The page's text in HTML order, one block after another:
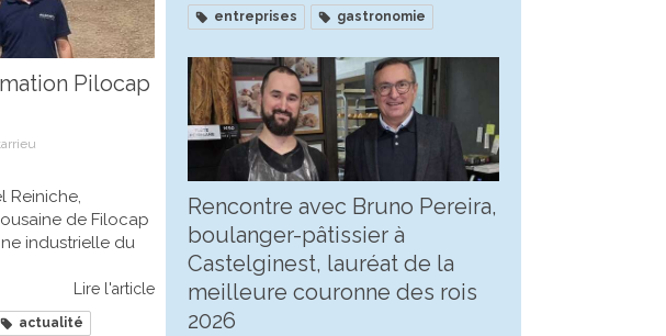
Pilocap
Reiniche,
de Filocap
industrielle du
Lire l'article
actualité
entreprises
gastronomie
Rencontre avec Bruno Pereira,
boulanger-pâtissier à
Castelginest, lauréat de la
meilleure couronne des rois
2026